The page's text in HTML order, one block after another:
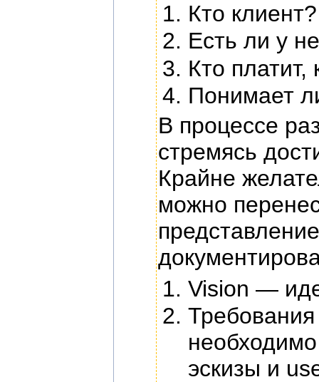
Кто
Есть ли у
Кто платит,
Понимает
В процессе
стремясь
Крайне
можно
Vision —
эскизы и